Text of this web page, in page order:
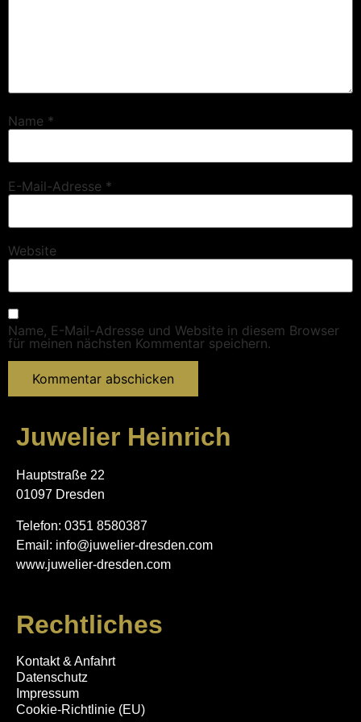
Name *
E-Mail-Adresse *
Website
Name, E-Mail-Adresse und Website in diesem Browser
für meinen nächsten Kommentar speichern.
Juwelier Heinrich
Hauptstraße 22
01097 Dresden
Telefon: 0351 8580387
Email: info@juwelier-dresden.com
www.juwelier-dresden.com
Rechtliches
Kontakt & Anfahrt
Datenschutz
Impressum
Cookie-Richtlinie (EU)